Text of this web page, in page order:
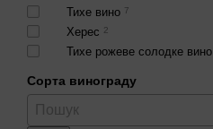
Тихе вино 7
Херес 2
Тихе рожеве солодке вино
Сорта винограду